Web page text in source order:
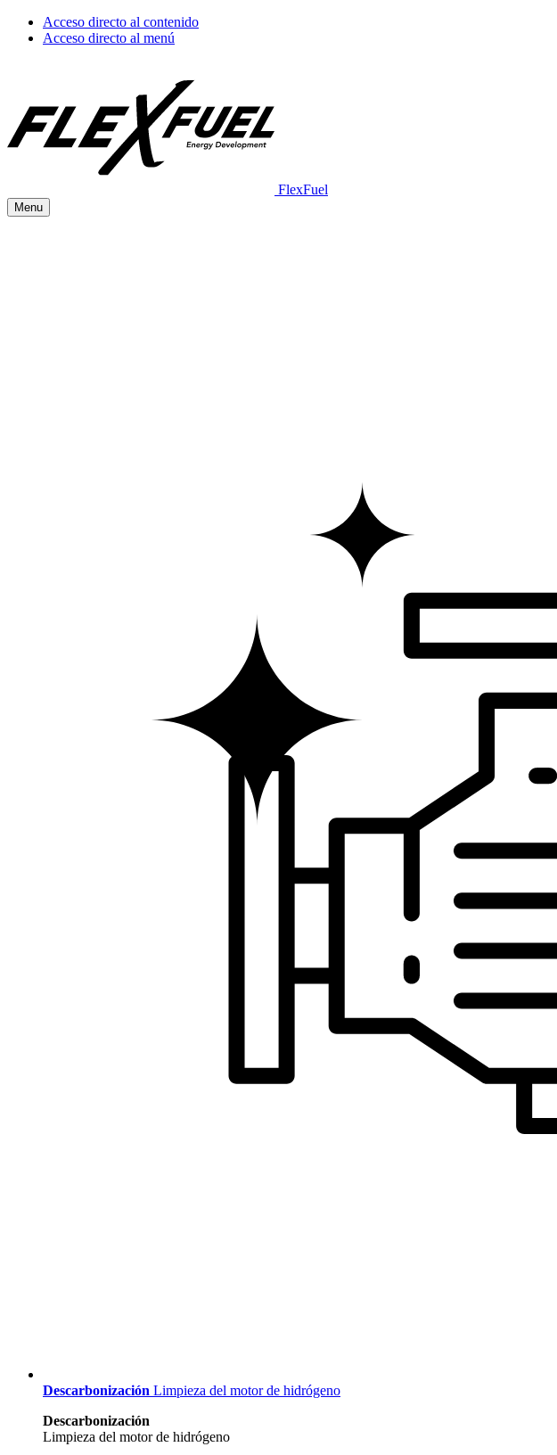
Acceso directo al contenido
Acceso directo al menú
FlexFuel
Menu
Descarbonización Limpieza del motor de hidrógeno
Descarbonización
Limpieza del motor de hidrógeno